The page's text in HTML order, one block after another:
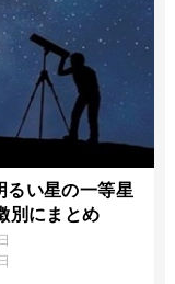
るい星の一等星
別にまとめ